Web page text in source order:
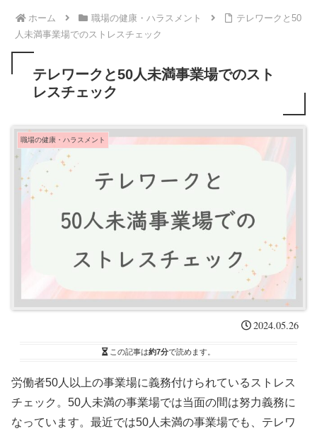
ホーム 職場の健康・ハラスメント
テレワークと50
人未満事業場でのストレスチェック
テレワークと50人未満事業場でのスト
レスチェック
職場の健康・ハラスメント
2024.05.26
この記事は約7分で読めます。
労働者50人以上の事業場に義務付けられているストレス
チェック。50人未満の事業場では当面の間は努力義務に
なっています。最近では50人未満の事業場でも、テレワ